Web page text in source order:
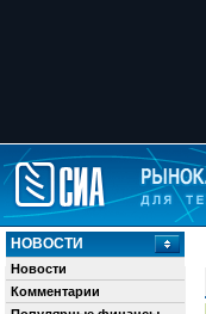
НОВОСТИ
Новости
Комментарии